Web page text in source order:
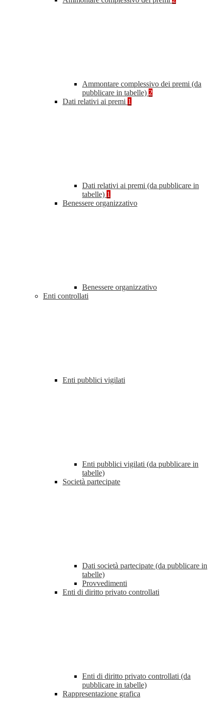
Ammontare complessivo dei premi (da
pubblicare in tabelle) 2
Dati relativi ai premi 1
Dati relativi ai premi (da pubblicare in
tabelle) 1
Benessere organizzativo
Benessere organizzativo
Enti controllati
Enti pubblici vigilati
Enti pubblici vigilati (da pubblicare in
tabelle)
Società partecipate
Dati società partecipate (da pubblicare in
tabelle)
Provvedimenti
Enti di diritto privato controllati
Enti di diritto privato controllati (da
pubblicare in tabelle)
Rappresentazione grafica